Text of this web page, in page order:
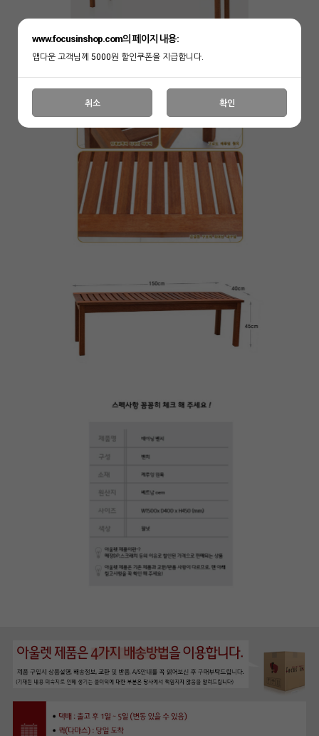
www.focusinshop.com의 페이지 내용:
앱다운 고객님께 5000원 할인쿠폰을 지급합니다.
취소 확인